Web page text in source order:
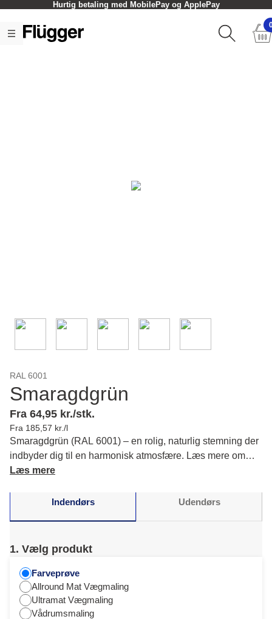
Hurtig betaling med MobilePay og ApplePay
RAL 6001
Smaragdgrün
Fra 64,95 kr./stk.
Fra 185,57 kr./l
Smaragdgrün (RAL 6001) – en rolig, naturlig stemning der
indbyder dig til en harmonisk atmosfære. Læs mere om
farvens karakter og matchende farver.
Læs mere
Indendørs Udendørs
1. Vælg produkt
Farveprøve
Allround Mat Vægmaling
Ultramat Vægmaling
Vådrumsmaling